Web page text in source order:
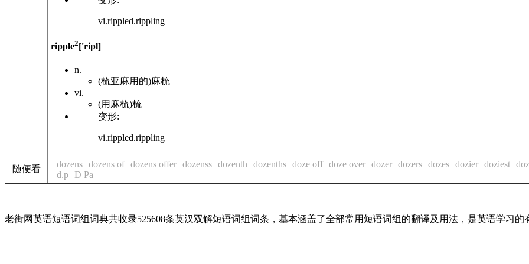
vi.rippled.rippling
ripple2 ['ripl]
n.
(梳亚麻用的)麻梳
vi.
(用麻梳)梳
变形:
vi.rippled.rippling
随便看 dozens dozens of dozens offer dozenss dozenth dozenths doze off doze over dozer dozers dozes dozier doziest
d.p
D Pa
老街网英语短语词组词典共收录525608条英汉双解短语词组词条，基本涵盖了全部常用短语词组的翻译及用法，是英语学习的